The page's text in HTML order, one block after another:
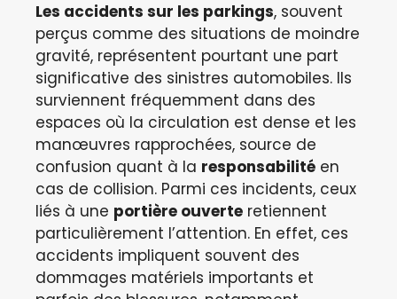
Les accidents sur les parkings, souvent
perçus comme des situations de moindre
gravité, représentent pourtant une part
significative des sinistres automobiles. Ils
surviennent fréquemment dans des
espaces où la circulation est dense et les
manœuvres rapprochées, source de
confusion quant à la responsabilité en
cas de collision. Parmi ces incidents, ceux
liés à une portière ouverte retiennent
particulièrement l’attention. En effet, ces
accidents impliquent souvent des
dommages matériels importants et